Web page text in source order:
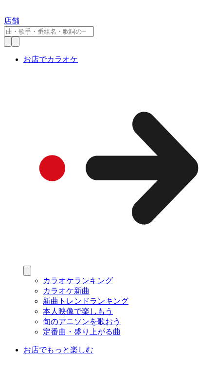
店舗
お店でカラオケ
カラオケランキング
カラオケ新曲
新曲トレンドランキング
本人映像で楽しもう
旬のアニソンを歌おう
定番曲・盛り上がる曲
お店でもっと楽しむ